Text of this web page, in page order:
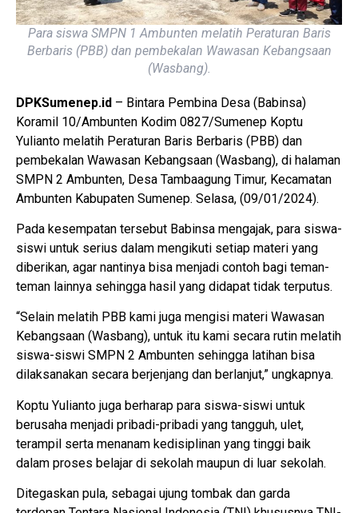
Para siswa SMPN 1 Ambunten melatih Peraturan Baris
Berbaris (PBB) dan pembekalan Wawasan Kebangsaan
(Wasbang).
DPKSumenep.id – Bintara Pembina Desa (Babinsa)
Koramil 10/Ambunten Kodim 0827/Sumenep Koptu
Yulianto melatih Peraturan Baris Berbaris (PBB) dan
pembekalan Wawasan Kebangsaan (Wasbang), di halaman
SMPN 2 Ambunten, Desa Tambaagung Timur, Kecamatan
Ambunten Kabupaten Sumenep. Selasa, (09/01/2024).
Pada kesempatan tersebut Babinsa mengajak, para siswa-
siswi untuk serius dalam mengikuti setiap materi yang
diberikan, agar nantinya bisa menjadi contoh bagi teman-
teman lainnya sehingga hasil yang didapat tidak terputus.
“Selain melatih PBB kami juga mengisi materi Wawasan
Kebangsaan (Wasbang), untuk itu kami secara rutin melatih
siswa-siswi SMPN 2 Ambunten sehingga latihan bisa
dilaksanakan secara berjenjang dan berlanjut,” ungkapnya.
Koptu Yulianto juga berharap para siswa-siswi untuk
berusaha menjadi pribadi-pribadi yang tangguh, ulet,
terampil serta menanam kedisiplinan yang tinggi baik
dalam proses belajar di sekolah maupun di luar sekolah.
Ditegaskan pula, sebagai ujung tombak dan garda